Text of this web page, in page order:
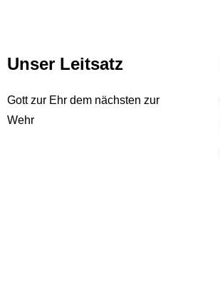
Unser Leitsatz
Gott zur Ehr dem nächsten zur
Wehr